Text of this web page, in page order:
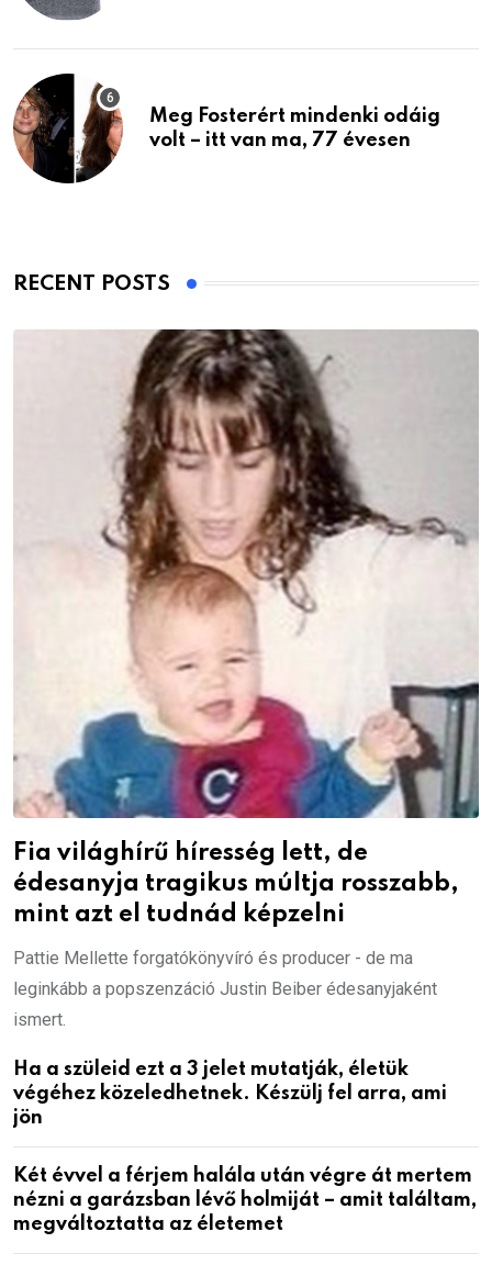
Meg Fosterért mindenki odáig
volt – itt van ma, 77 évesen
RECENT POSTS
Fia világhírű híresség lett, de
édesanyja tragikus múltja rosszabb,
mint azt el tudnád képzelni
Pattie Mellette forgatókönyvíró és producer - de ma
leginkább a popszenzáció Justin Beiber édesanyjaként
ismert.
Ha a szüleid ezt a 3 jelet mutatják, életük
végéhez közeledhetnek. Készülj fel arra, ami
jön
Két évvel a férjem halála után végre át mertem
nézni a garázsban lévő holmiját – amit találtam,
megváltoztatta az életemet